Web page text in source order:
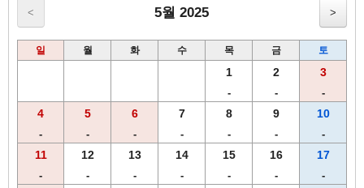
< 5월 2025 >
일 월 화 수 목 금 토
1
-
2
-
3
-
4
-
5
-
6
-
7
-
8
-
9
-
10
-
11
-
12
-
13
-
14
-
15
-
16
-
17
-